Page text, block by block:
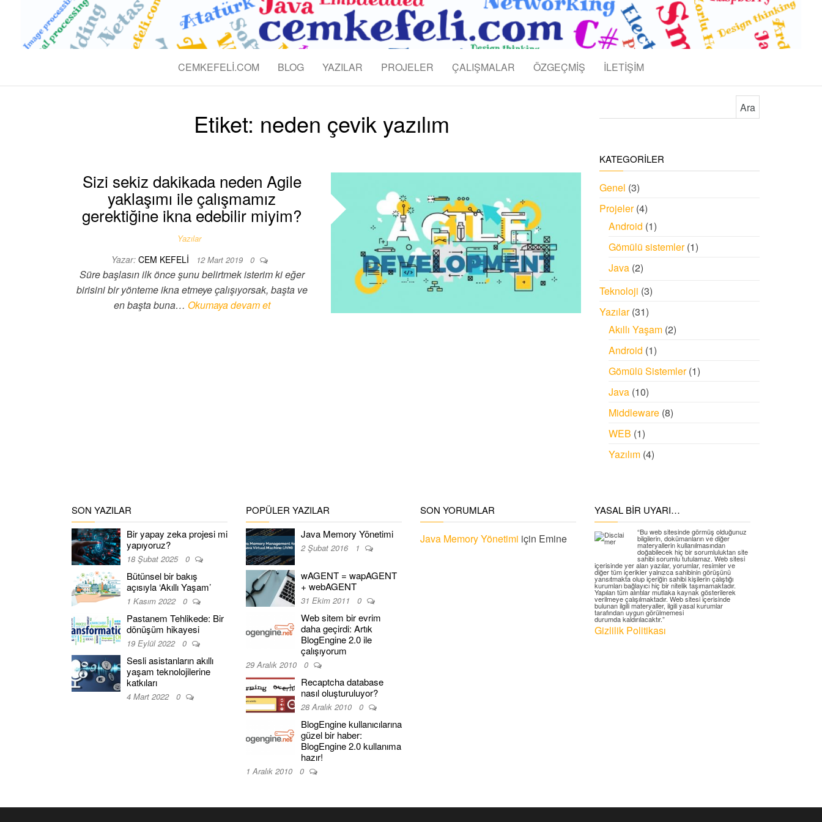
BLOG CEM KEFELI
Teknolojik
CEMKEFELI.COM BLOG YAZILAR PROJELER ÇALIŞMALAR ÖZGEÇMİŞ İLETİŞİM
Etiket: neden çevik yazılım
Sizi sekiz dakikada neden Agile
yaklaşımı ile çalışmamız
gerektiğine ikna edebilir miyim?
Yazılar
Yazar: CEM KEFELI 12 Mart 2019 0
Süre başlasın ilk önce şunu belirtmek isterim ki eğer
birisini bir yönteme ikna etmeye çalışıyorsak, başta ve
en başta buna… Okumaya devam et
KATEGORİLER
Genel (3)
Projeler(4)
Android (1)
Gömülü sistemler(1)
Java(2)
Teknoloji (3)
Yazılar(31)
Akıllı Yaşam(2)
Android (1)
Gömülü Sistemler(1)
Java(10)
Middleware(8)
WEB (1)
Yazılım(4)
SON YAZILAR
Bir yapay zeka projesi mi
yapıyoruz?
18 Şubat 2025 0
Bütünsel bir bakış
açısıyla ‘Akıllı Yaşam’
1 Kasım 2022 0
Pastanem Tehlikede: Bir
dönüşüm hikayesi
19 Eylül 2022 0
Sesli asistanların akıllı
yaşam teknolojilerine
katkıları
4 Mart 2022 0
POPÜLER YAZILAR
Java Memory Yönetimi
2 Şubat 2016 1
wAGENT = wapAGENT
+ webAGENT
31 Ekim 2011 0
Web sitem bir evrim
daha geçirdi: Artık
BlogEngine 2.0 ile
çalışıyorum
29 Aralık 2010 0
Recaptcha database
nasıl oluşturuluyor?
28 Aralık 2010 0
BlogEngine kullanıcılarına
güzel bir haber:
BlogEngine 2.0 kullanıma
hazır!
1 Aralık 2010 0
SON YORUMLAR
Java Memory Yönetimi için Emine
YASAL BIR UYARI…
“Bu web sitesinde görmüş olduğunuz
bilgilerin, dokümanların ve diğer
materyallerin kullanılmasından
doğabilecek hiç bir sorumluluktan site
sahibi sorumlu tutulamaz. Web sitesi
içerisinde yer alan yazılar, yorumlar, resimler ve
diğer tüm içerikler yalnızca sahibinin görüşünü
yansıtmakta olup içeriğin sahibi kişilerin çalıştığı
kurumları bağlayıcı hiç bir nitelik taşımamaktadır.
Yapılan tüm alıntılar mutlaka kaynak gösterilerek
verilmeye çalışılmaktadır. Web sitesi içerisinde
bulunan ilgili materyaller, ilgili yasal kurumlar
tarafından uygun görülmemesi
durumda kaldırılacaktır.”
Gizlilik Politikası